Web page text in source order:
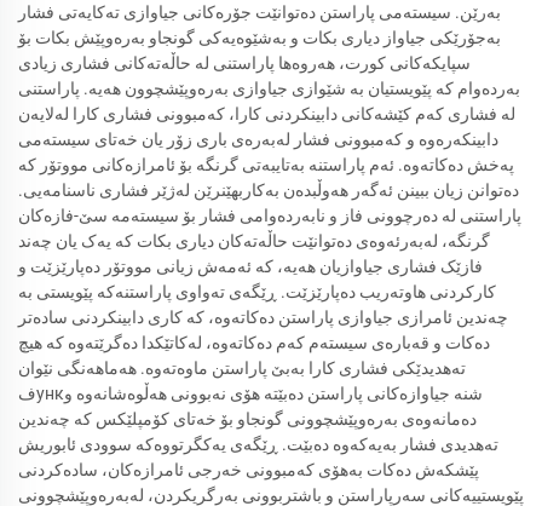
بەرێن. سیستەمی پاراستن دەتوانێت جۆرەکانی جیاوازی تەکایەتی فشار
بەجۆرێکی جیاواز دیاری بکات و بەشێوەیەکی گونجاو بەرەوپێش بکات بۆ
سپایکەکانی کورت، هەروەها پاراستنی لە حاڵەتەکانی فشاری زیادی
بەردەوام کە پێویستیان بە شێوازی جیاوازی بەرەوپێشچوون هەیە. پاراستنی
لە فشاری کەم کێشەکانی دابینکردنی کارا، کەمبوونی فشاری کارا لەلایەن
دابینکەرەوە و کەمبوونی فشار لەبەرەی باری زۆر یان خەتای سیستەمی
پەخش دەکاتەوە. ئەم پاراستنە بەتایبەتی گرنگە بۆ ئامرازەکانی مووتۆر کە
دەتوانن زیان ببینن ئەگەر هەوڵبدەن بەکاربهێنرێن لەژێر فشاری ناسنامەیی.
پاراستنی لە دەرچوونی فاز و نابەردەوامی فشار بۆ سیستەمە سێ-فازەکان
گرنگە، لەبەرئەوەی دەتوانێت حاڵەتەکان دیاری بکات کە یەک یان چەند
فازێک فشاری جیاوازیان هەیە، کە ئەمەش زیانی مووتۆر دەپارێزێت و
کارکردنی هاوتەریب دەپارێزێت. ڕێگەی تەواوی پاراستنەکە پێویستی بە
چەندین ئامرازی جیاوازی پاراستن دەکاتەوە، کە کاری دابینکردنی سادەتر
دەکات و قەبارەی سیستەم کەم دەکاتەوە، لەکاتێکدا دەگرێتەوە کە هیچ
تەهدیدێکی فشاری کارا بەبێ پاراستن ماوەتەوە. هەماهەنگی نێوان
فункشنە جیاوازەکانی پاراستن دەبێتە هۆی نەبوونی ھەڵوەشانەوە و
دەمانەوەی بەرەوپێشچوونی گونجاو بۆ خەتای کۆمپلێکس کە چەندین
تەهدیدی فشار بەیەکەوە دەبێت. ڕێگەی یەکگرتووەکە سوودی ئابوریش
پێشکەش دەکات بەهۆی کەمبوونی خەرجی ئامرازەکان، سادەکردنی
پێویستییەکانی سەرپاراستن و باشتربوونی بەرگریکردن، لەبەرەوپێشچوونی